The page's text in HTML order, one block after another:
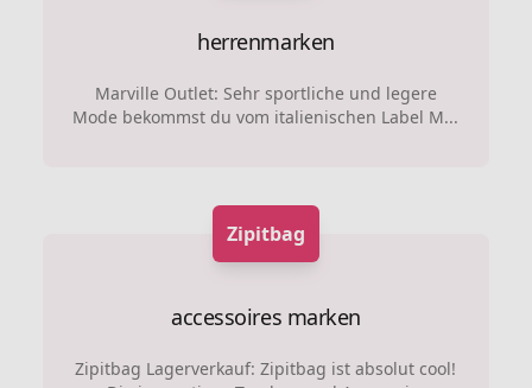
herrenmarken
Marville Outlet: Sehr sportliche und legere
Mode bekommst du vom italienischen Label M...
Zipitbag
accessoires marken
Zipitbag Lagerverkauf: Zipitbag ist absolut cool!